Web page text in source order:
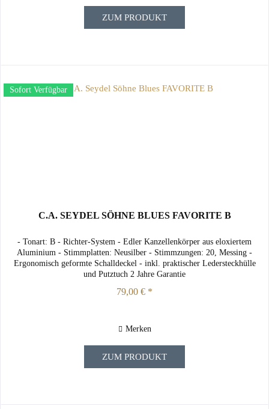
ZUM PRODUKT
Sofort Verfügbar
C.A. SEYDEL SÖHNE BLUES FAVORITE B
- Tonart: B - Richter-System - Edler Kanzellenkörper aus eloxiertem
Aluminium - Stimmplatten: Neusilber - Stimmzungen: 20, Messing -
Ergonomisch geformte Schalldeckel - inkl. praktischer Ledersteckhülle
und Putztuch 2 Jahre Garantie
79,00 € *
Merken
ZUM PRODUKT